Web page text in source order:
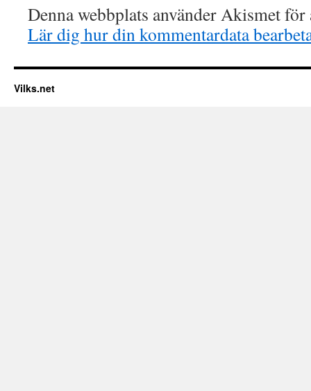
Denna webbplats använder Akismet
Lär dig hur din kommentardata
Vilks.net